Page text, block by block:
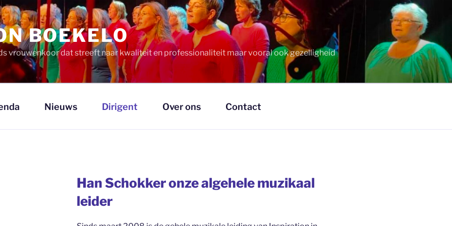
BOEKELO
vrouwenkoor dat streeft naar kwaliteit en professionaliteit maar vooral ook gezelligheid
Nieuws Dirigent Over ons Contact
Han Schokker onze algehele muzikaal
leider